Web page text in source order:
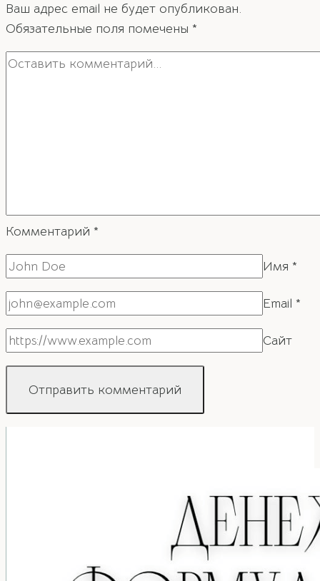
благосостояния
Ваш адрес email не будет опубликован.
Обязательные поля помечены *
Комментарий *
Имя *
Email *
Сайт